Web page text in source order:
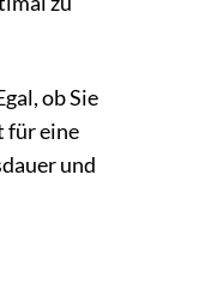
ob Sie
für eine
und